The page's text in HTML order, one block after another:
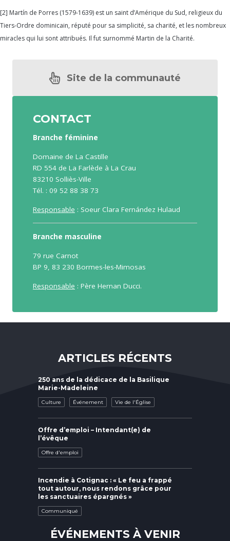
[2] Martín de Porres (1579-1639) est un saint d’Amérique du Sud, religieux du
Tiers-Ordre dominicain, réputé pour sa simplicité, sa charité, et les nombreux
miracles qui lui sont attribués. Il fut surnommé Martin de la Charité.
Site de la communauté
CONTACT
Branche féminine
Domaine de La Castille
RD 554 de La Farlède à La Crau
83210 Solliès-Ville
Tél. : 09 52 88 38 73
Responsable : Soeur Clara Fernández Hulaud
Branche masculine
79 rue Carnot
BP 9, 83 230 Bormes-les-Mimosas
Responsable : Père Hernan Ducci.
ARTICLES RÉCENTS
250 ans de la dédicace de la Basilique
Marie-Madeleine
Culture Événement Vie de l'Église
Offre d’emploi – Intendant(e) de
l’évêque
Offre d'emploi
Incendie à Cotignac : « Le feu a frappé
tout autour, nous rendons grâce pour
les sanctuaires épargnés »
Communiqué
ÉVÉNEMENTS À VENIR